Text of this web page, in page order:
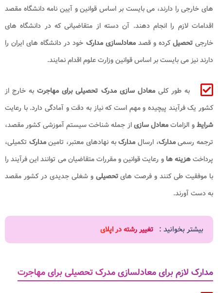
های خارجی را دارند، می بایست بر اساس قوانین و آیین نامه دانشگاه مقصد
اقدامات لازم را انجام دهند. آن دسته از متقاضیانی که در دانشگاه های
خارجیتحصیلکرده و قصدمعادلسازی مدارک خود در دانشگاه های ایران را
دارند نیز می بایست بر اساس قوانین وزارت علوم اقدام نمایند.
به طور کلیمعادل ‌سازی مدرک تحصیلی برای مهاجرت به خارج از
کشور یک فرآیند پیچیده و مهم است که نیاز به دقت و آمادگی دارد. با رعایت
شرایطو الزاماتمعادل ‌سازیاز جمله شناخت سیستم آموزشی کشور مقصد،
ترجمه رسمیمدارک، ارسال مدارکبه نهادهای معتبر، تامینمدارک تکمیلی،
پرداختهزینه ‌هاو رعایت قوانین و مقررات متقاضیان می ‌توانند این فرآیند را
با موفقیت طی کنند و فرصت‌ هایتحصیلیو شغلی جدیدی در کشور مقصد
به دست آورند.
بیشتر بخوانید : تغییر رشته در اپلای
مدارک لازم برای معادلسازی مدرک تحصیلی برای مهاجرت